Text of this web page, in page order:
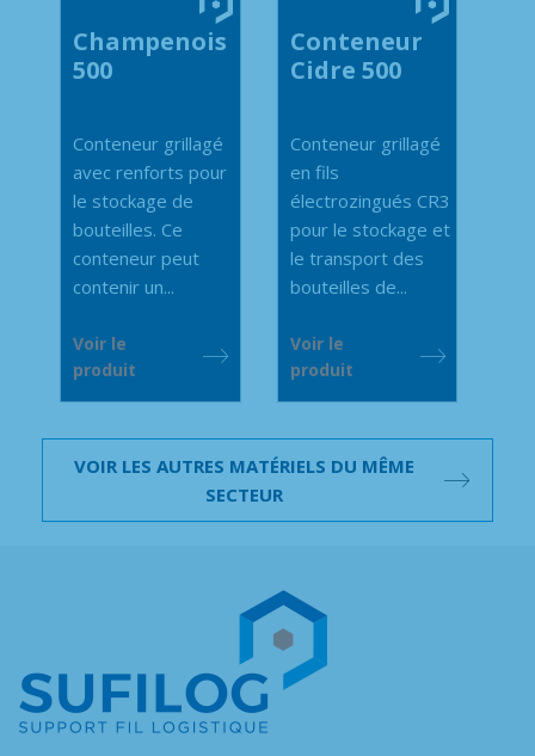
Champenois
500
Conteneur grillagé
avec renforts pour
le stockage de
bouteilles. Ce
conteneur peut
contenir un...
Voir le
produit
Conteneur
Cidre 500
Conteneur grillagé
en fils
électrozingués CR3
pour le stockage et
le transport des
bouteilles de...
Voir le
produit
VOIR LES AUTRES MATÉRIELS DU MÊME
SECTEUR